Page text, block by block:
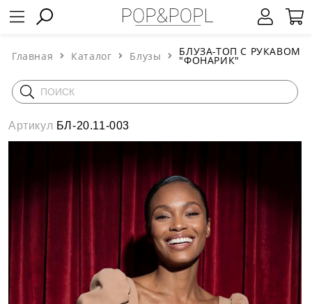
Главная Каталог Блузы БЛУЗА-ТОП С РУКАВОМ
"ФОНАРИК"
Артикул БЛ-20.11-003